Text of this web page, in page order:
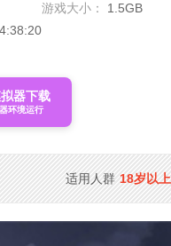
游戏大小：
1.5GB
器下载
环境运行
适用人群 18岁以上